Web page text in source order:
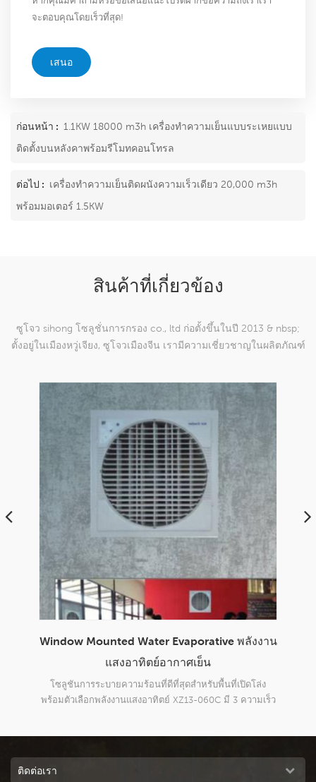
จะตอบคุณโดยเร็วที่สุด!
เสนอ
ก่อนหน้า : 1.1KW 18000 m3h เครื่องทำความเย็นแบบระเหยแบบ
ติดตั้งบนหลังคาพร้อมรีโมทคอนโทรล
ต่อไป : เครื่องทำความเย็นติดผนังความเร็วเดียว 20,000 m3h
พร้อมมอเตอร์ 1.5KW
สินค้าที่เกี่ยวข้อง
ซูโจว sihong โซลูชั่นการกรอง co., ltd ก่อตั้งขึ้นในปี 2013 & nbsp;
ตั้งอยู่ในเมืองหวู่เจียง, ซูโจวเมืองจีน เรามีความเชี่ยวชาญในผลิตภัณฑ์
โรงงานอุตสาหกรรมแบบพกพาใช้ 18000m3h
ระยะไกลอากาศเย็นแบบระเหย
แรงดันคงที่สูง, ระยะการครอบคลุมที่ยาวนาน พัดลมแบบแรง
เหวี่ยงโลหะ, เสียงต่ำ ฟังก์ชั่นควบคุมอุณหภูมิและความชื้น
ติดต่อเรา